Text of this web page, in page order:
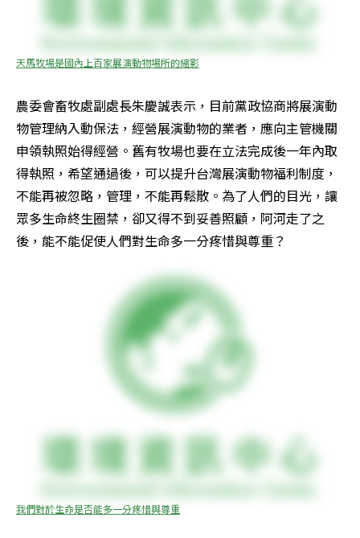
天馬牧場是國內上百家展演動物場所的縮影
農委會畜牧處副處長朱慶誠表示，目前黨政協商將展演動
物管理納入動保法，經營展演動物的業者，應向主管機關
申領執照始得經營。舊有牧場也要在立法完成後一年內取
得執照，希望通過後，可以提升台灣展演動物福利制度，
不能再被忽略，管理，不能再鬆散。為了人們的目光，讓
眾多生命終生圈禁，卻又得不到妥善照顧，阿河走了之
後，能不能促使人們對生命多一分疼惜與尊重？
我們對於生命是否能多一分疼惜與尊重